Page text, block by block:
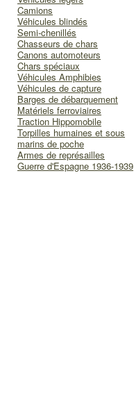
Camions
Véhicules blindés
Semi-chenillés
Chasseurs de chars
Canons automoteurs
Chars spéciaux
Véhicules Amphibies
Véhicules de capture
Barges de débarquement
Matériels ferroviaires
Traction Hippomobile
Torpilles humaines et sous
marins de poche
Armes de représailles
Guerre d'Espagne 1936-1939